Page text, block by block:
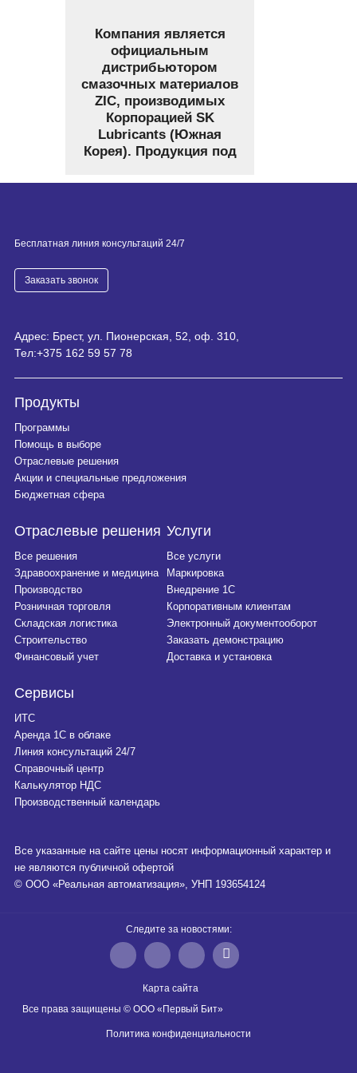
Компания является
официальным
дистрибьютором
смазочных материалов
ZIC, производимых
Корпорацией SK
Lubricants (Южная
Корея). Продукция под
занимает одну из
материалов России.
Филиалы нашей
компании открыты во
многих регионах
Магадана до Санкт-
Петербурга и Ростова-
Бесплатная линия консультаций 24/7
Заказать звонок
Адрес: Брест, ул. Пионерская, 52, оф. 310,
Тел:+375 162 59 57 78
Продукты
Программы
Помощь в выборе
Отраслевые решения
Акции и специальные предложения
Бюджетная сфера
Отраслевые решения
Все решения
Здравоохранение и медицина
Производство
Розничная торговля
Складская логистика
Строительство
Финансовый учет
Услуги
Все услуги
Маркировка
Внедрение 1С
Корпоративным клиентам
Электронный документооборот
Заказать демонстрацию
Доставка и установка
Сервисы
ИТС
Аренда 1С в облаке
Линия консультаций 24/7
Справочный центр
Калькулятор НДС
Производственный календарь
Все указанные на сайте цены носят информационный характер и
не являются публичной офертой
© ООО «Реальная автоматизация», УНП 193654124
Следите за новостями:
Карта сайта
Все права защищены © ООО «Первый Бит»
Политика конфиденциальности